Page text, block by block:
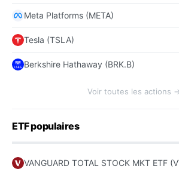
Meta Platforms (META)
Tesla (TSLA)
Berkshire Hathaway (BRK.B)
Voir toutes les actions
ETF populaires
VANGUARD TOTAL STOCK MKT ETF